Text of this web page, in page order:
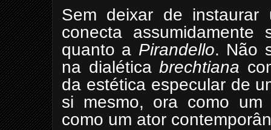
Sem deixar de instaurar
conecta
quanto a Pirandello. Não
na dialéticabrechtiana
da estética especular de
si mesmo, ora como
como um ator